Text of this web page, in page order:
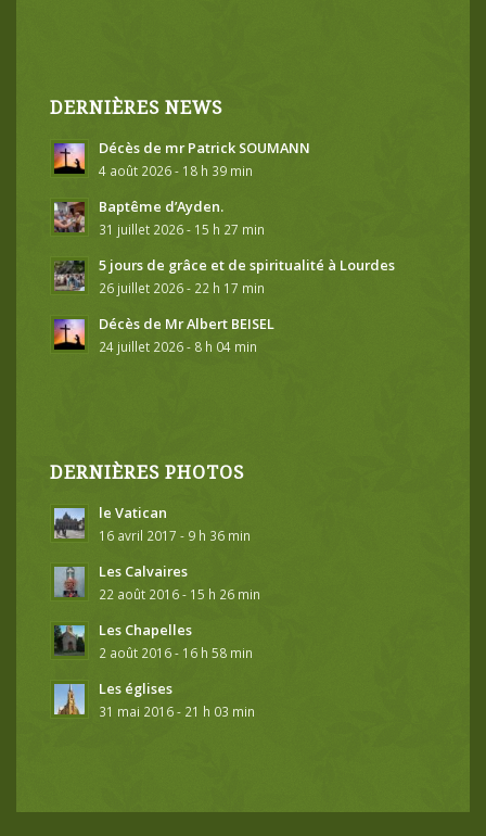
DERNIÈRES NEWS
Décès de mr Patrick SOUMANN
4 août 2026 - 18 h 39 min
Baptême d’Ayden.
31 juillet 2026 - 15 h 27 min
5 jours de grâce et de spiritualité à Lourdes
26 juillet 2026 - 22 h 17 min
Décès de Mr Albert BEISEL
24 juillet 2026 - 8 h 04 min
DERNIÈRES PHOTOS
le Vatican
16 avril 2017 - 9 h 36 min
Les Calvaires
22 août 2016 - 15 h 26 min
Les Chapelles
2 août 2016 - 16 h 58 min
Les églises
31 mai 2016 - 21 h 03 min